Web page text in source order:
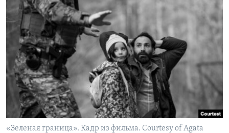
«Зеленая граница». Кадр из фильма. Courtesy of Agata